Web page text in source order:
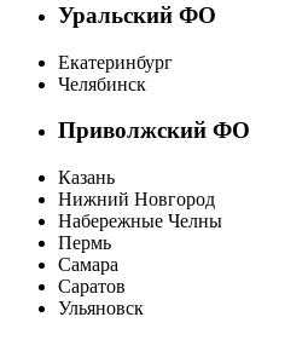
Уральский ФО
Екатеринбург
Челябинск
Приволжский ФО
Казань
Нижний Новгород
Набережные Челны
Пермь
Самара
Саратов
Ульяновск